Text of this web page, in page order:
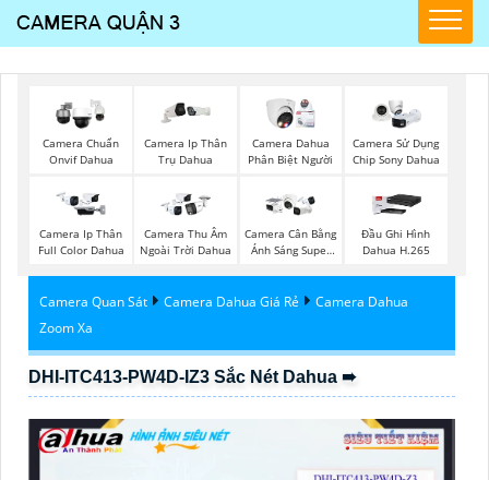
Camera Chuẩn
Onvif Dahua
Camera Ip Thân
Trụ Dahua
Camera Dahua
Phân Biệt Người
Camera Sử Dụng
Chip Sony Dahua
Camera Ip Thân
Full Color Dahua
Camera Thu Âm
Ngoài Trời Dahua
Camera Cân Bằng
Ánh Sáng Super
Đầu Ghi Hình
Dahua H.265
Camera Quan Sát Camera Dahua Giá Rẻ
Camera Dahua
Zoom Xa
DHI-ITC413-PW4D-IZ3 Sắc Nét Dahua ➠